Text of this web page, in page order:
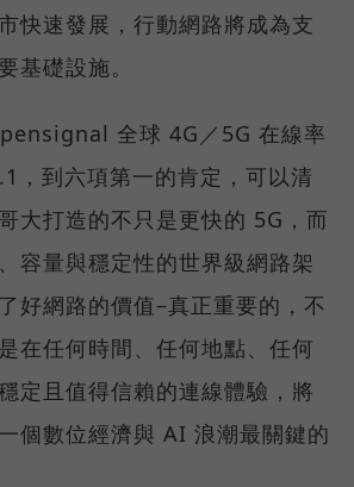
快速發展，行動網路將成為支
基礎設施。
全球 4G／5G 在線率
，到六項第一的肯定，可以清
大打造的不只是更快的 5G，而
容量與穩定性的世界級網路架
好網路的價值–真正重要的，不
在任何時間、任何地點、任何
定且值得信賴的連線體驗，將
個數位經濟與 AI 浪潮最關鍵的